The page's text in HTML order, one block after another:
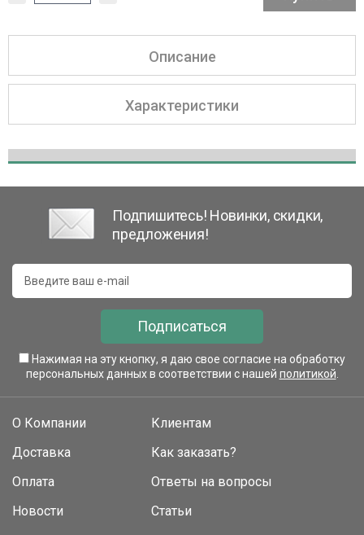
Описание
Характеристики
Подпишитесь! Новинки, скидки,
предложения!
Подписаться
Нажимая на эту кнопку, я даю свое согласие на обработку
персональных данных в соответствии с нашей политикой
О Компании
Доставка
Оплата
Новости
Клиентам
Как заказать?
Ответы на вопросы
Статьи